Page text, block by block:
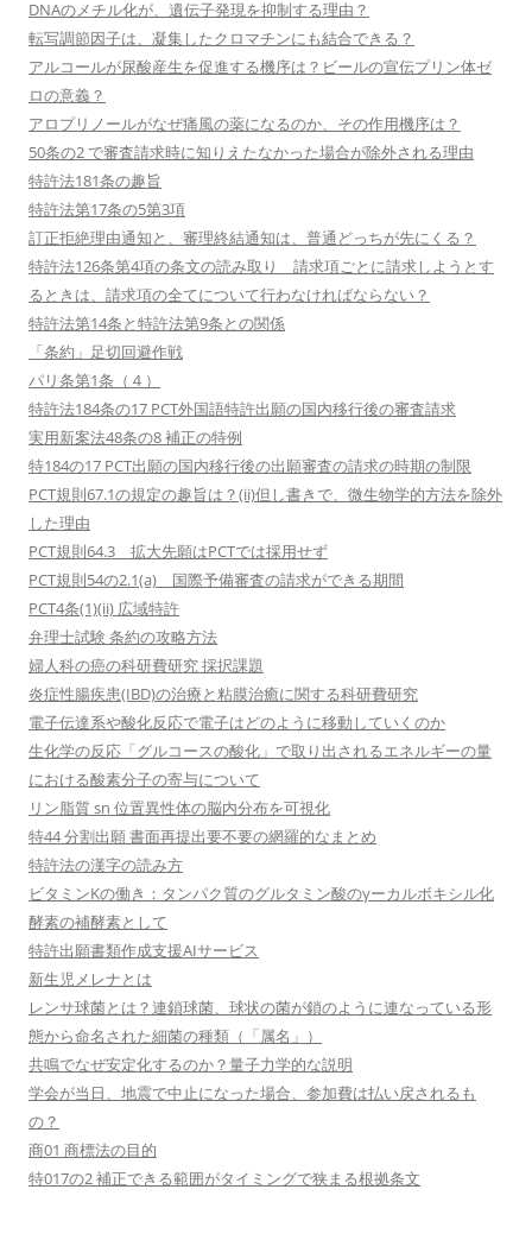
DNAのメチル化が、遺伝子発現を抑制する理由？
転写調節因子は、凝集したクロマチンにも結合できる？
アルコールが尿酸産生を促進する機序は？ビールの宣伝プリン体ゼ
ロの意義？
アロプリノールがなぜ痛風の薬になるのか、その作用機序は？
50条の2 で審査請求時に知りえたなかった場合が除外される理由
特許法181条の趣旨
特許法第17条の5第3項
訂正拒絶理由通知と、審理終結通知は、普通どっちが先にくる？
特許法126条第4項の条文の読み取り 請求項ごとに請求しようとす
るときは、請求項の全てについて行わなければならない？
特許法第14条と特許法第9条との関係
「条約」足切回避作戦
パリ条第1条（４）
特許法184条の17 PCT外国語特許出願の国内移行後の審査請求
実用新案法48条の8 補正の特例
特184の17 PCT出願の国内移行後の出願審査の請求の時期の制限
PCT規則67.1の規定の趣旨は？(ii)但し書きで、微生物学的方法を除外
した理由
PCT規則64.3 拡大先願はPCTでは採用せず
PCT規則54の2.1(a) 国際予備審査の請求ができる期間
PCT4条(1)(ii) 広域特許
弁理士試験 条約の攻略方法
婦人科の癌の科研費研究 採択課題
炎症性腸疾患(IBD)の治療と粘膜治癒に関する科研費研究
電子伝達系や酸化反応で電子はどのように移動していくのか
生化学の反応「グルコースの酸化」で取り出されるエネルギーの量
における酸素分子の寄与について
リン脂質 sn 位置異性体の脳内分布を可視化
特44 分割出願 書面再提出要不要の網羅的なまとめ
特許法の漢字の読み方
ビタミンKの働き：タンパク質のグルタミン酸のγーカルボキシル化
酵素の補酵素として
特許出願書類作成支援AIサービス
新生児メレナとは
レンサ球菌とは？連鎖球菌、球状の菌が鎖のように連なっている形
態から命名された細菌の種類（「属名」）
共鳴でなぜ安定化するのか？量子力学的な説明
学会が当日、地震で中止になった場合、参加費は払い戻されるも
の？
商01 商標法の目的
特017の2 補正できる範囲がタイミングで狭まる根拠条文